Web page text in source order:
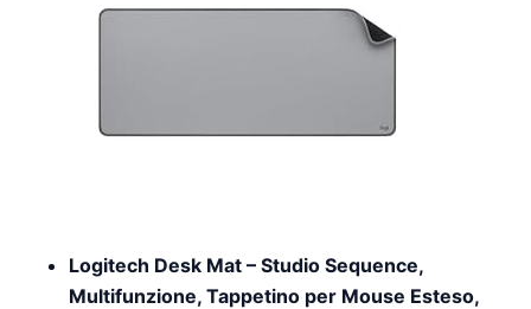
Logitech Desk Mat – Studio Sequence,
Multifunzione, Tappetino per Mouse Esteso,